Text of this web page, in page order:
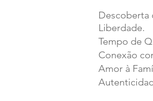
Descoberta
Liberdade.
Tempo de
Conexão
Amor à